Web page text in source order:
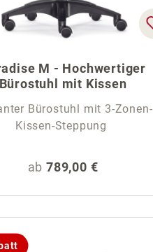
M - Hochwertiger
Bürostuhl mit Kissen
Bürostuhl mit 3-Zonen-
Kissen-Steppung
Regulärer Preis:
ab 789,00 €